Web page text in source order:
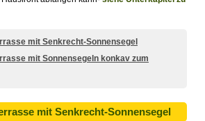
mit Senkrecht-Sonnensegel
mit Sonnensegeln konkav zum
mit Senkrecht-Sonnensegel